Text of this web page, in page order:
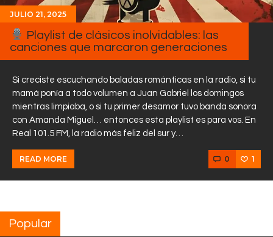
JULIO 21, 2025
Playlist de clásicos inolvidables: las
canciones que marcaron generaciones
Si creciste escuchando baladas románticas en la radio, si tu
mamá ponía a todo volumen a Juan Gabriel los domingos
mientras limpiaba, o si tu primer desamor tuvo banda sonora
con Amanda Miguel… entonces esta playlist es para vos. En
Real 101.5 FM, la radio más feliz del sur y…
READ MORE 0 1
Popular